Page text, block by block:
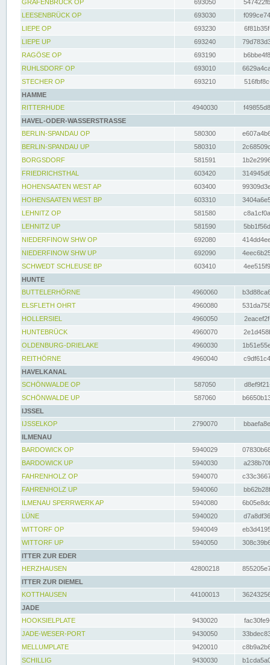
GRAFENBRÜCK OP
693050
LEESENBRÜCK OP
693030
LIEPE OP
693230
LIEPE UP
693240
RAGÖSE OP
693190
RUHLSDORF OP
693010
STECHER OP
693210
HAMME
RITTERHUDE
4940030
HAVEL-ODER-WASSERSTRASSE
BERLIN-SPANDAU OP
580300
BERLIN-SPANDAU UP
580310
BORGSDORF
581591
FRIEDRICHSTHAL
603420
HOHENSAATEN WEST AP
603400
HOHENSAATEN WEST BP
603310
LEHNITZ OP
581580
LEHNITZ UP
581590
NIEDERFINOW SHW OP
692080
NIEDERFINOW SHW UP
692090
SCHWEDT SCHLEUSE BP
603410
HUNTE
BUTTELERHÖRNE
4960060
ELSFLETH OHRT
4960080
HOLLERSIEL
4960050
HUNTEBRÜCK
4960070
OLDENBURG-DRIELAKE
4960030
REITHÖRNE
4960040
HAVELKANAL
SCHÖNWALDE OP
587050
SCHÖNWALDE UP
587060
IJSSEL
IJSSELKOP
2790070
ILMENAU
BARDOWICK OP
5940029
BARDOWICK UP
5940030
FAHRENHOLZ OP
5940070
FAHRENHOLZ UP
5940060
ILMENAU SPERRWERK AP
5940080
LÜNE
5940020
WITTORF OP
5940049
WITTORF UP
5940050
ITTER ZUR EDER
HERZHAUSEN
42800218
ITTER ZUR DIEMEL
KOTTHAUSEN
44100013
JADE
HOOKSIELPLATE
9430020
JADE-WESER-PORT
9430050
MELLUMPLATE
9420010
SCHILLIG
9430030